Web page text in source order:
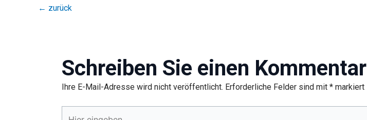
← zurück
Schreiben Sie einen Kommentar
Ihre E-Mail-Adresse wird nicht veröffentlicht. Erforderliche Felder sind mit * markiert